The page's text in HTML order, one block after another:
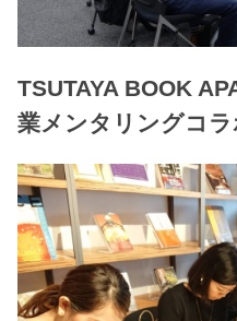
TSUTAYA BOOK
業メンタリングコ